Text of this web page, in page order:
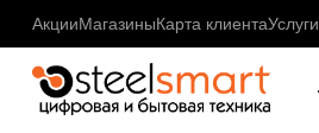
АкцииМагазиныКарта клиентаУслуги